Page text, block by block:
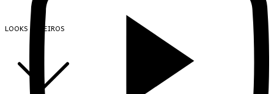
LOOKS INTEIROS